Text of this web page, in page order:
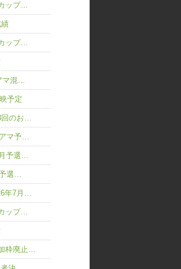
ップ…
ップ…
マ混…
予定
回のお…
マ予…
予選…
選…
年7月…
ップ…
枠廃止…